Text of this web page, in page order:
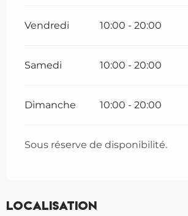
Vendredi 10:00 - 20:00
Samedi 10:00 - 20:00
Dimanche 10:00 - 20:00
Sous réserve de disponibilité.
Localisation